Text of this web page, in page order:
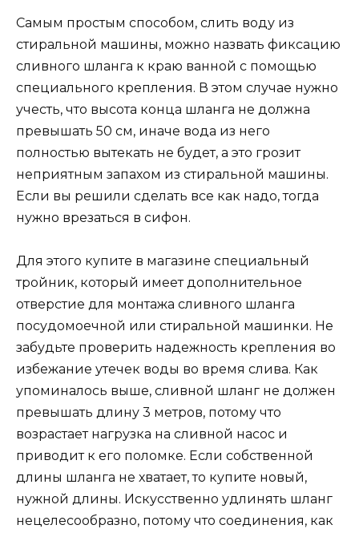
Самым простым способом, слить воду из
стиральной машины, можно назвать фиксацию
сливного шланга к краю ванной с помощью
специального крепления. В этом случае нужно
учесть, что высота конца шланга не должна
превышать 50 см, иначе вода из него
полностью вытекать не будет, а это грозит
неприятным запахом из стиральной машины.
Если вы решили сделать все как надо, тогда
нужно врезаться в сифон.
Для этого купите в магазине специальный
тройник, который имеет дополнительное
отверстие для монтажа сливного шланга
посудомоечной или стиральной машинки. Не
забудьте проверить надежность крепления во
избежание утечек воды во время слива. Как
упоминалось выше, сливной шланг не должен
превышать длину 3 метров, потому что
возрастает нагрузка на сливной насос и
приводит к его поломке. Если собственной
длины шланга не хватает, то купите новый,
нужной длины. Искусственно удлинять шланг
нецелесообразно, потому что соединения, как